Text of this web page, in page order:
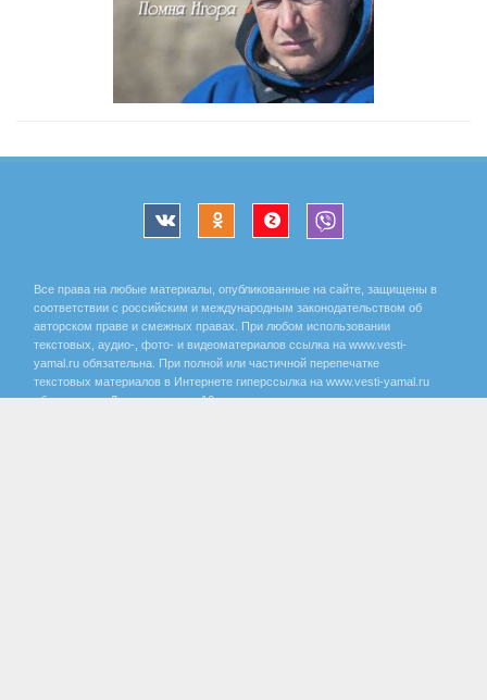
Все права на любые материалы, опубликованные на сайте, защищены в
соответствии с российским и международным законодательством об
авторском праве и смежных правах. При любом использовании
текстовых, аудио-, фото- и видеоматериалов ссылка на www.vesti-
yamal.ru обязательна. При полной или частичной перепечатке
текстовых материалов в Интернете гиперссылка на www.vesti-yamal.ru
обязательна. Для лиц старше 16 лет.